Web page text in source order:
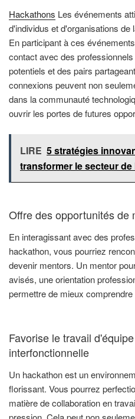
Hackathons Les événements
d'individus et d'organisations de
En participant à ces
contact avec des
potentiels et des pairs
connexions peuvent non
dans la communauté
ouvrir les portes de futures
LIRE 5 stratégies
transformer le secteur
Offre des opportunités de
En interagissant avec des
hackathon, vous pourriez
devenir mentors. Un mentor
avisés, une orientation
permettre de mieux
Favorise le travail
interfonctionnelle
Un hackathon est un
florissant. Vous pourrez
matière de collaboration en